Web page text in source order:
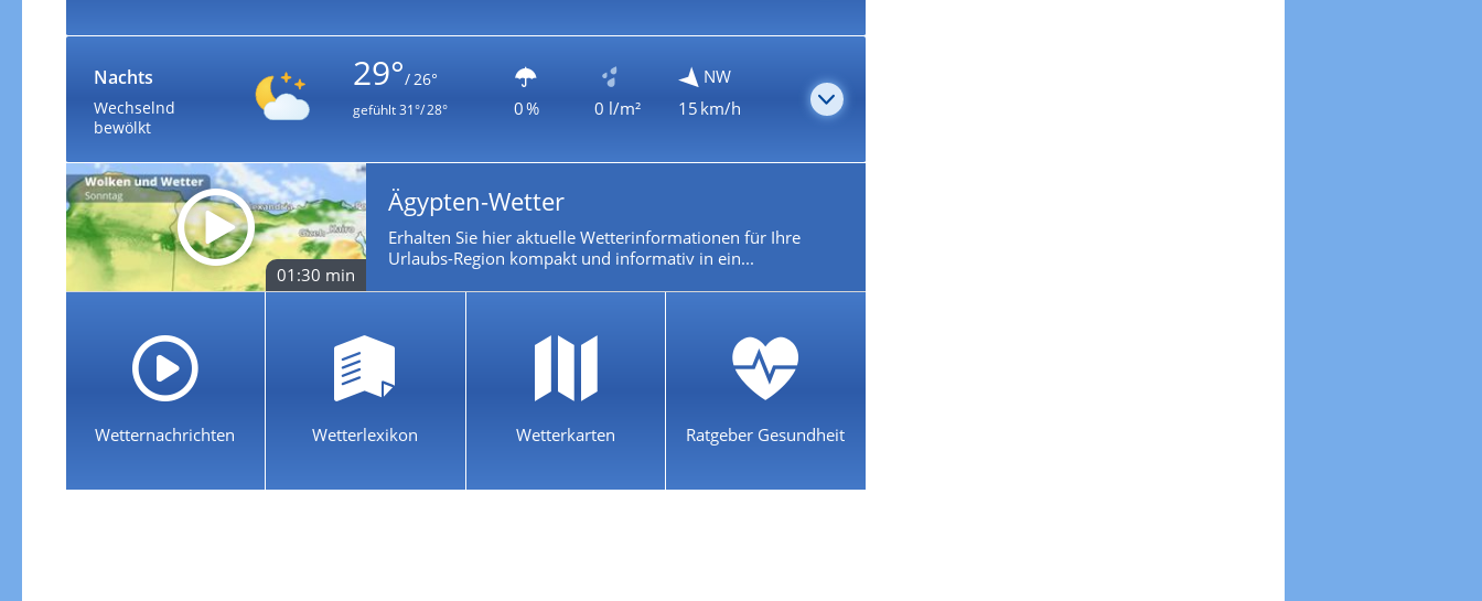
Nachts
Wechselnd
bewölkt
29°/ 26°
gefühlt31°/ 28° 0 % 0 l/m²
NW
15 km/h
01:30 min
Ägypten-Wetter
Erhalten Sie hier aktuelle Wetterinformationen für Ihre
Urlaubs-Region kompakt und informativ in ein...
Wetternachrichten Wetterlexikon Wetterkarten Ratgeber Gesundheit